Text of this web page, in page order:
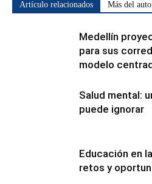
Artículo relacionados Más del
Medellín
para sus
modelo
Salud mental:
puede ignorar
Educación en
retos y